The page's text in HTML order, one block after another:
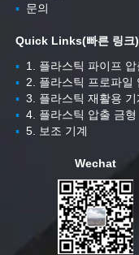
▪문의
Quick Links(빠른 링크)
▪1. 플라스틱 파이프 압
▪2. 플라스틱 프로파일
▪3. 플라스틱 재활용 기
▪4. 플라스틱 압출 금형
▪5. 보조 기계
Wechat